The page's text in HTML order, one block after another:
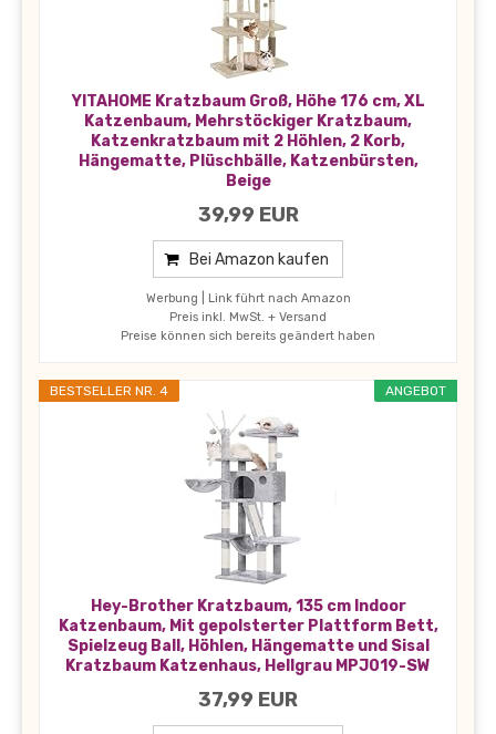
YITAHOME Kratzbaum Groß, Höhe 176 cm, XL
Katzenbaum, Mehrstöckiger Kratzbaum,
Katzenkratzbaum mit 2 Höhlen, 2 Korb,
Hängematte, Plüschbälle, Katzenbürsten,
Beige
39,99 EUR
Bei Amazon kaufen
Werbung | Link führt nach Amazon
Preis inkl. MwSt. + Versand
Preise können sich bereits geändert haben
ANGEBOT
BESTSELLER NR. 4
Hey-Brother Kratzbaum, 135 cm Indoor
Katzenbaum, Mit gepolsterter Plattform Bett,
Spielzeug Ball, Höhlen, Hängematte und Sisal
Kratzbaum Katzenhaus, Hellgrau MPJ019-SW
37,99 EUR